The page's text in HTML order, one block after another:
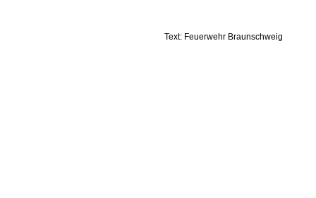
Text: Feuerwehr Braunschweig